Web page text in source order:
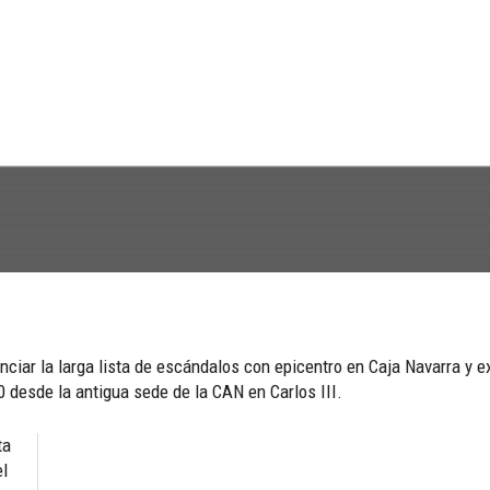
la larga lista de escándalos con epicentro en Caja Navarra y
la antigua sede de la CAN en Carlos III.